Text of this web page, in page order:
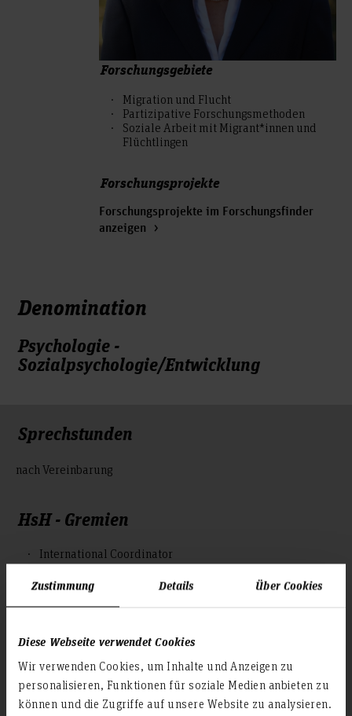
Zustimmung Details Über Cookies
Diese Webseite verwendet Cookies
Wir verwenden Cookies, um Inhalte und Anzeigen zu
personalisieren, Funktionen für soziale Medien anbieten zu
können und die Zugriffe auf unsere Website zu analysieren.
Forschungsgebiete
Migration und Flucht
Partizipative Forschungsmethoden
Soziale Arbeit mit Migrant*innen und
Flüchtlingen
Forschungsprojekte
Forschungsprojekte im Forschungsfinder
anzeigen
Denomination
Psychologie -
Sozialpsychologie/Entwicklung
Sprechstunden
nach Vereinbarung
HsH - Gremien
International Coordinator
Lehrgebiete
Entwicklungspsychologie
Flucht und Migration
Psychotraumatologie
Sozialpsychologie